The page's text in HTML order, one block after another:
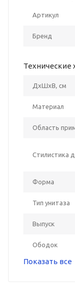
Артикул
Бренд
Технические
ДxШxВ, см
Материал
Область
Стилистика
Форма
Тип унитаза
Выпуск
Ободок
Показать все